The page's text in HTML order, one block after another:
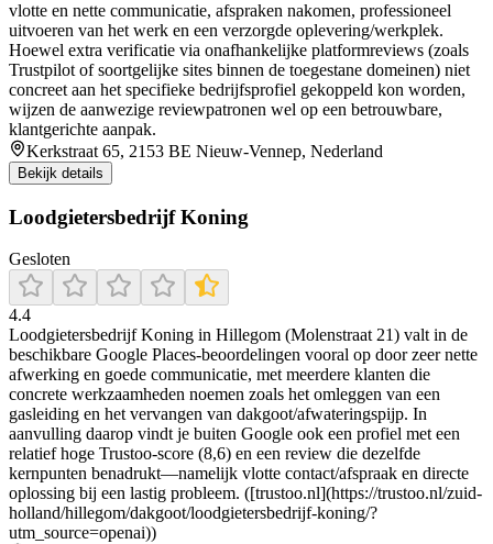
vlotte en nette communicatie, afspraken nakomen, professioneel
uitvoeren van het werk en een verzorgde oplevering/werkplek.
Hoewel extra verificatie via onafhankelijke platformreviews (zoals
Trustpilot of soortgelijke sites binnen de toegestane domeinen) niet
concreet aan het specifieke bedrijfsprofiel gekoppeld kon worden,
wijzen de aanwezige reviewpatronen wel op een betrouwbare,
klantgerichte aanpak.
Kerkstraat 65, 2153 BE Nieuw-Vennep, Nederland
Bekijk details
Loodgietersbedrijf Koning
Gesloten
4.4
Loodgietersbedrijf Koning in Hillegom (Molenstraat 21) valt in de
beschikbare Google Places-beoordelingen vooral op door zeer nette
afwerking en goede communicatie, met meerdere klanten die
concrete werkzaamheden noemen zoals het omleggen van een
gasleiding en het vervangen van dakgoot/afwateringspijp. In
aanvulling daarop vindt je buiten Google ook een profiel met een
relatief hoge Trustoo-score (8,6) en een review die dezelfde
kernpunten benadrukt—namelijk vlotte contact/afspraak en directe
oplossing bij een lastig probleem. ([trustoo.nl](https://trustoo.nl/zuid-
holland/hillegom/dakgoot/loodgietersbedrijf-koning/?
utm_source=openai))